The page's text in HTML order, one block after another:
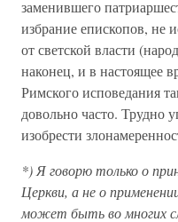
заменившего
избрание епископов, не
от светской власти
наконец, и в настоящее
Римского исповедания
довольно часто. Трудно
изобрести
*) Я говорю только о
Церкви, а не о
может быть во многих